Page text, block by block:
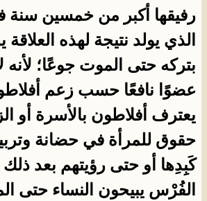
رفيقها أكبر من خمسين سنة
الذي يولد نتيجة لهذه
بتركه حتى الموت جوعًا؛ لأنه
عضوًا نافعًا حسب زعم
يعترف أفلاطون بالأسرة أو
حقوق للمرأة في حضانة
كَبِدِها أو حتى رؤيتهم بعد
الفُرْس يبيحون النساء حتى